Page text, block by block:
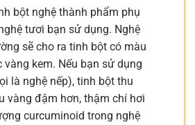
bột nghệ thành phẩm phụ
tươi bạn sử dụng. Nghệ
sẽ cho ra tinh bột có màu
vàng kem. Nếu bạn sử dụng
là nghệ nếp), tinh bột thu
vàng đậm hơn, thậm chí hơi
curcuminoid trong nghệ